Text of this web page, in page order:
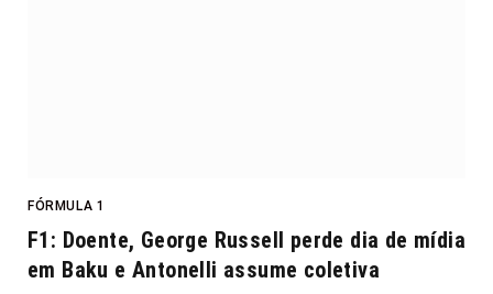
FÓRMULA 1
F1: Doente, George Russell perde dia de mídia
em Baku e Antonelli assume coletiva